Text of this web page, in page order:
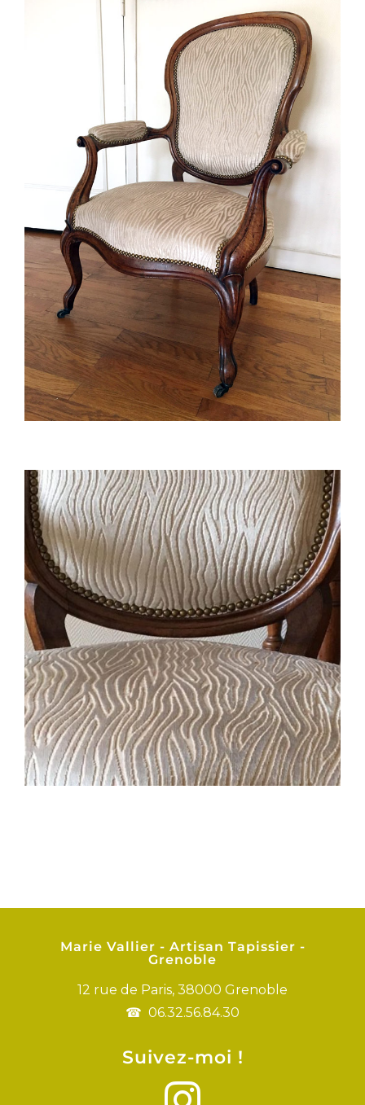
Marie Vallier - Artisan Tapissier -
Grenoble
12 rue de Paris, 38000 Grenoble
06.32.56.84.30
Suivez-moi !